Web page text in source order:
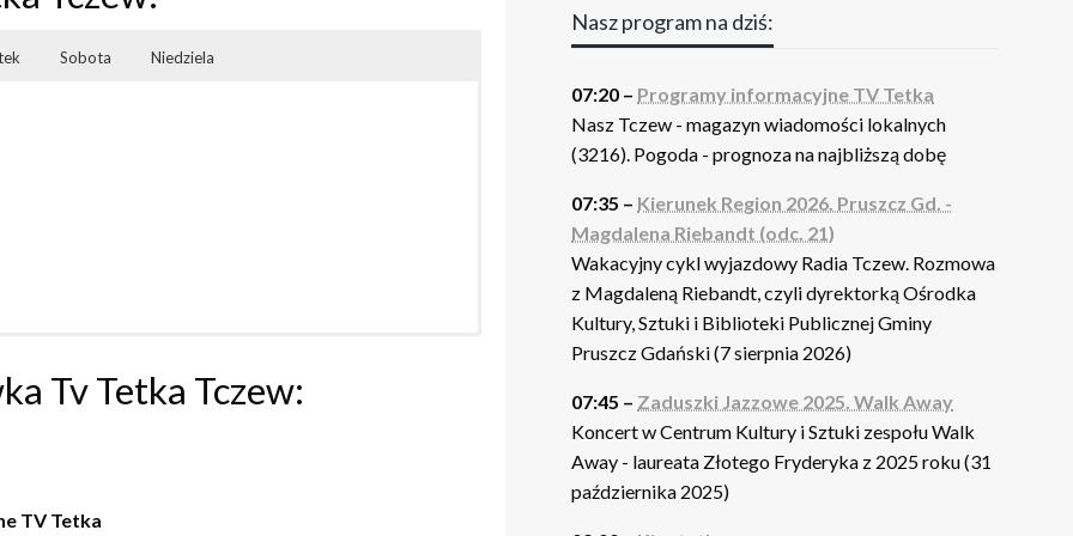
Sobota Niedziela
Tv Tetka Tczew:
TV Tetka
Nasz program na dziś:
07:20 – Programy informacyjne TV Tetka
Nasz Tczew - magazyn wiadomości lokalnych
(3216). Pogoda - prognoza na najbliższą dobę
07:35 – Kierunek Region 2026. Pruszcz Gd. -
Magdalena Riebandt (odc. 21)
Wakacyjny cykl wyjazdowy Radia Tczew. Rozmowa
z Magdaleną Riebandt, czyli dyrektorką Ośrodka
Kultury, Sztuki i Biblioteki Publicznej Gminy
Pruszcz Gdański (7 sierpnia 2026)
07:45 – Zaduszki Jazzowe 2025. Walk Away
Koncert w Centrum Kultury i Sztuki zespołu Walk
Away - laureata Złotego Fryderyka z 2025 roku (31
października 2025)